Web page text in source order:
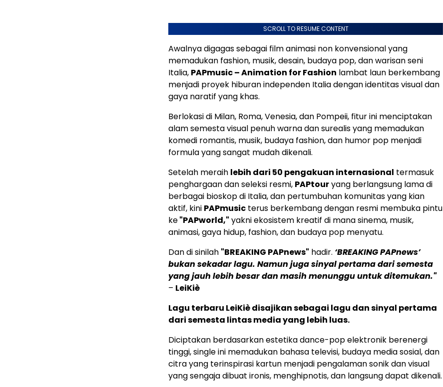
SCROLL TO RESUME CONTENT
Awalnya digagas sebagai film animasi non konvensional yang
memadukan fashion, musik, desain, budaya pop, dan warisan seni
Italia, PAPmusic – Animation for Fashion lambat laun berkembang
menjadi proyek hiburan independen Italia dengan identitas visual dan
gaya naratif yang khas.
Berlokasi di Milan, Roma, Venesia, dan Pompeii, fitur ini menciptakan
alam semesta visual penuh warna dan surealis yang memadukan
komedi romantis, musik, budaya fashion, dan humor pop menjadi
formula yang sangat mudah dikenali.
Setelah meraih lebih dari 50 pengakuan internasional termasuk
penghargaan dan seleksi resmi, PAPtouryang berlangsung lama di
berbagai bioskop di Italia, dan pertumbuhan komunitas yang kian
aktif, kini PAPmusic terus berkembang dengan resmi membuka pintu
ke"PAPworld," yakni ekosistem kreatif di mana sinema, musik,
animasi, gaya hidup, fashion, dan budaya pop menyatu.
Dan di sinilah "BREAKING PAPnews" hadir. ‘BREAKING PAPnews’
bukan sekadar lagu. Namun juga sinyal pertama dari semesta
yang jauh lebih besar dan masih menunggu untuk ditemukan."
– LeiKiè
Lagu terbaru LeiKiè disajikan sebagai lagu dan sinyal pertama
dari semesta lintas media yang lebih luas.
Diciptakan berdasarkan estetika dance-pop elektronik berenergi
tinggi, single ini memadukan bahasa televisi, budaya media sosial, dan
citra yang terinspirasi kartun menjadi pengalaman sonik dan visual
yang sengaja dibuat ironis, menghipnotis, dan langsung dapat dikenali.